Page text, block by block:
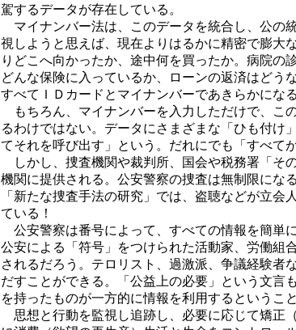
駕するデータが存在している。
マイナンバー法は、このデータを統合し、公の
視しようと思えば、現在よりはるかに精密で膨大
りどこへ向かったか、途中何を買ったか。病院の
どんな保険に入っているか、ローンの返済はど
すべてＩＤカードとマイナンバーであきらかになる
もちろん、マイナンバーを入力しただけで、こ
るわけではない。データにさまざまな「ひも付け
てそれを呼び出す」という。だれにでも「すべて
しかし、捜査機関や裁判所、国会や税務署「そ
機関に提供される。公安警察の捜査は無制限にな
「新たな捜査手法の研究」では、盗聴などが立
ている！
公安警察は番号によって、すべての情報を簡単
公安による「符号」をつけられた活動家、労働組
されるだろう。テロリスト、過激派、争議経験者
だすことができる。「公益上の必要」という文言
を持ったものが一方的に情報を利用するというこ
思想と行動を監視し追跡し、必要に応じて矯正